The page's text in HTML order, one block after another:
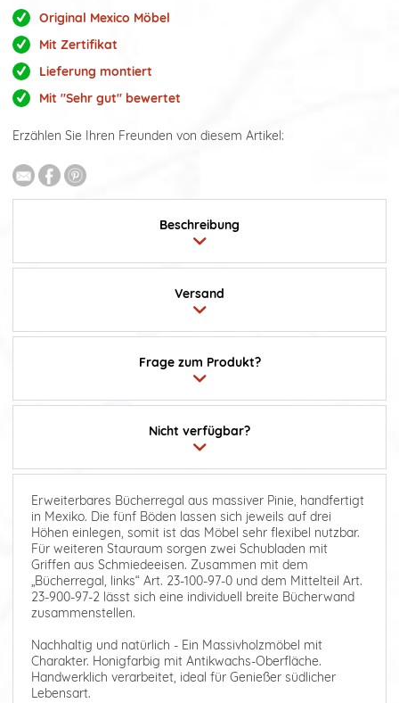
Original Mexico Möbel
Mit Zertifikat
Lieferung montiert
Mit "Sehr gut" bewertet
Erzählen Sie Ihren Freunden von diesem Artikel:
Beschreibung
Frage zum Produkt?
Versand
Nicht verfügbar?
Erweiterbares Bücherregal aus massiver Pinie, handfertigt
in Mexiko. Die fünf Böden lassen sich jeweils auf drei
Höhen einlegen, somit ist das Möbel sehr flexibel nutzbar.
Für weiteren Stauraum sorgen zwei Schubladen mit
Griffen aus Schmiedeeisen. Zusammen mit dem
„Bücherregal, links“ Art. 23-100-97-0 und dem Mittelteil Art.
23-900-97-2 lässt sich eine individuell breite Bücherwand
zusammenstellen.
Nachhaltig und natürlich - Ein Massivholzmöbel mit
Charakter. Honigfarbig mit Antikwachs-Oberfläche.
Handwerklich verarbeitet, ideal für Genießer südlicher
Lebensart.